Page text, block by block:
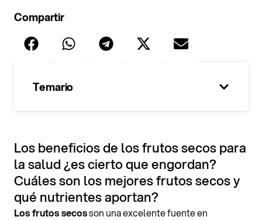
Los beneficios de los frutos secos para
la salud ¿es cierto que engordan?
Cuáles son los mejores frutos secos y
qué nutrientes aportan?
Los frutos secosson una excelente fuente en
100%
Temario
Compartir